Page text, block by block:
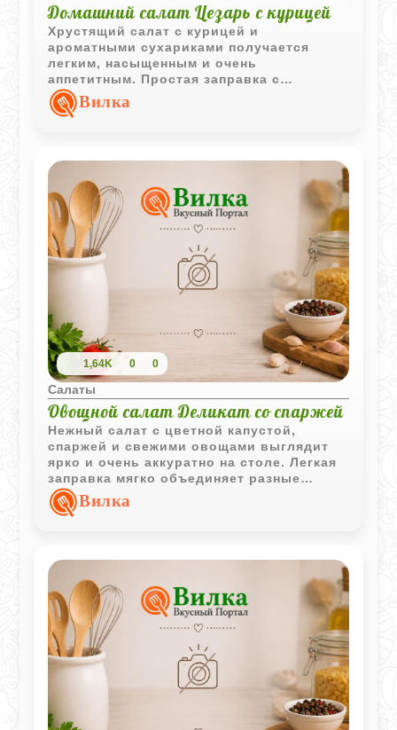
Домашний салат Цезарь с курицей
Хрустящий салат с курицей и
ароматными сухариками получается
легким, насыщенным и очень
аппетитным. Простая заправка с
лимонным соком и сыром хорошо
подчеркивает свежесть листьев салата.
Вилка
1,64K 0 0
Салаты
Овощной салат Деликат со спаржей
Нежный салат с цветной капустой,
спаржей и свежими овощами выглядит
ярко и очень аккуратно на столе. Легкая
заправка мягко объединяет разные
текстуры, а укроп добавляет свежий
аромат и домашное настроение.
Вилка